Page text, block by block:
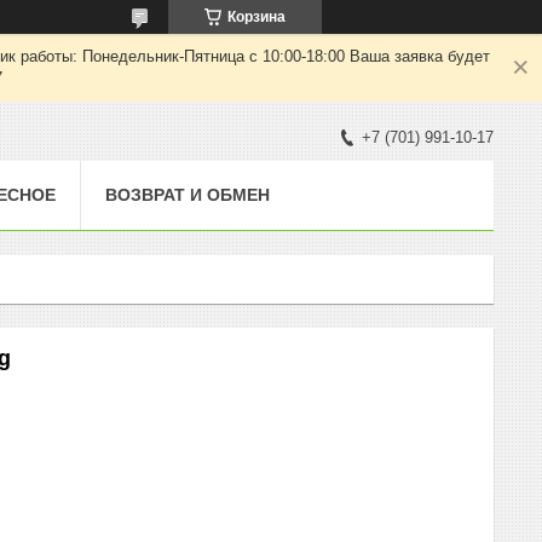
Корзина
работы: Понедельник-Пятница с 10:00-18:00 Ваша заявка будет
+7 (701) 991-10-17
ВОЗВРАТ И ОБМЕН